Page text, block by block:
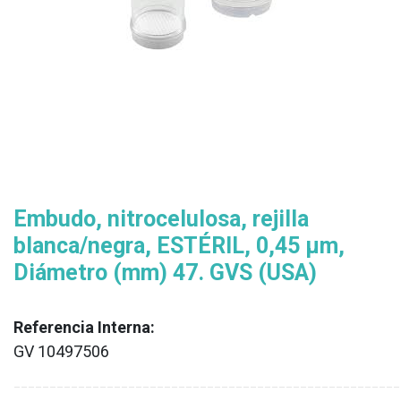
​​Embudo, nitrocelulosa, rejilla
blanca/negra, ESTÉRIL, 0,45 µm,
Diámetro (mm) 47. GVS (USA)
Referencia Interna:
GV 10497506